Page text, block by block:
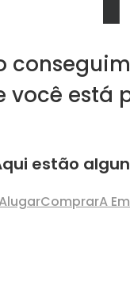
você está
estão
ComprarA